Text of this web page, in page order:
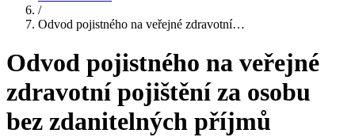
/
Odvod pojistného na veřejné zdravotní…
Odvod pojistného na veřejné
zdravotní pojištění za osobu
bez zdanitelných příjmů